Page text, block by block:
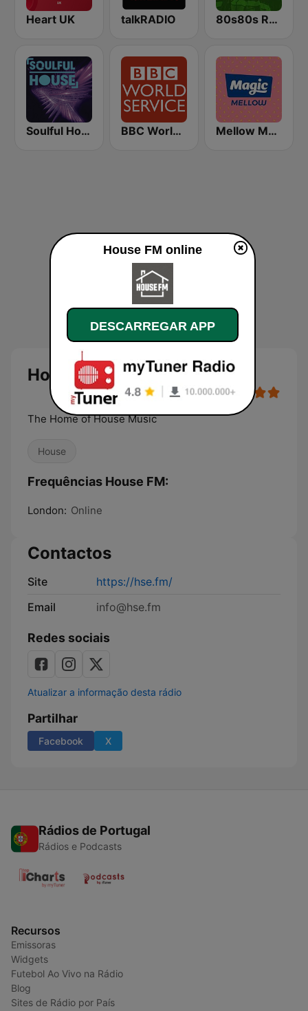
Heart UK talkRADIO 80s80s Reggae
Soulful House BBC World Service Mellow Magic
House FM
The Home of House Music
House
Frequências House FM:
London: Online
Contactos
Site
https://hse.fm/
Email
info@hse.fm
Redes sociais
Atualizar a informação desta rádio
Partilhar
Facebook X
Rádios de Portugal
Rádios e Podcasts
Recursos
Emissoras
Widgets
Futebol Ao Vivo na Rádio
Blog
Sites de Rádio por País
House FM online
DESCARREGAR APP